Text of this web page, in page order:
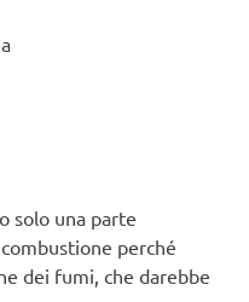
solo una parte
perché
dei fumi, che darebbe